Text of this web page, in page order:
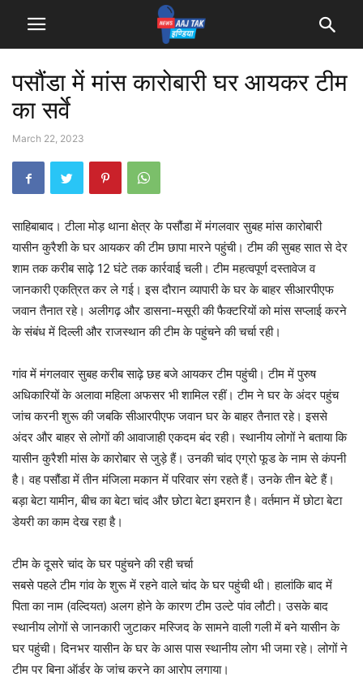
पसौंडा में मांस कारोबारी घर आयकर टीम
का सर्वे
March 22, 2023
साहिबाबाद। टीला मोड़ थाना क्षेत्र के पसौंडा में मंगलवार सुबह मांस कारोबारी
यासीन कुरैशी के घर आयकर की टीम छापा मारने पहुंची। टीम की सुबह सात से देर
शाम तक करीब साढ़े 12 घंटे तक कार्रवाई चली। टीम महत्वपूर्ण दस्तावेज व
जानकारी एकत्रित कर ले गई। इस दौरान व्यापारी के घर के बाहर सीआरपीएफ
जवान तैनात रहे। अलीगढ़ और डासना-मसूरी की फैक्टरियों को मांस सप्लाई करने
के संबंध में दिल्ली और राजस्थान की टीम के पहुंचने की चर्चा रही।
गांव में मंगलवार सुबह करीब साढ़े छह बजे आयकर टीम पहुंची। टीम में पुरुष
अधिकारियों के अलावा महिला अफसर भी शामिल रहीं। टीम ने घर के अंदर पहुंच
जांच करनी शुरू की जबकि सीआरपीएफ जवान घर के बाहर तैनात रहे। इससे
अंदर और बाहर से लोगों की आवाजाही एकदम बंद रही। स्थानीय लोगों ने बताया कि
यासीन कुरैशी मांस के कारोबार से जुड़े हैं। उनकी चांद एग्रो फूड के नाम से कंपनी
है। वह पसौंडा में तीन मंजिला मकान में परिवार संग रहते हैं। उनके तीन बेटे हैं।
बड़ा बेटा यामीन, बीच का बेटा चांद और छोटा बेटा इमरान है। वर्तमान में छोटा बेटा
डेयरी का काम देख रहा है।
टीम के दूसरे चांद के घर पहुंचने की रही चर्चा
सबसे पहले टीम गांव के शुरू में रहने वाले चांद के घर पहुंची थी। हालांकि बाद में
पिता का नाम (वल्दियत) अलग होने के कारण टीम उल्टे पांव लौटी। उसके बाद
स्थानीय लोगों से जानकारी जुटाकर मस्जिद के सामने वाली गली में बने यासीन के
घर पहुंची। दिनभर यासीन के घर के आस पास स्थानीय लोग भी जमा रहे। लोगों ने
टीम पर बिना ऑर्डर के जांच करने का आरोप लगाया।